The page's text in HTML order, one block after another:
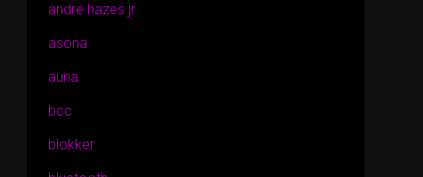
andre hazes jr
asona
auna
bcc
blokker